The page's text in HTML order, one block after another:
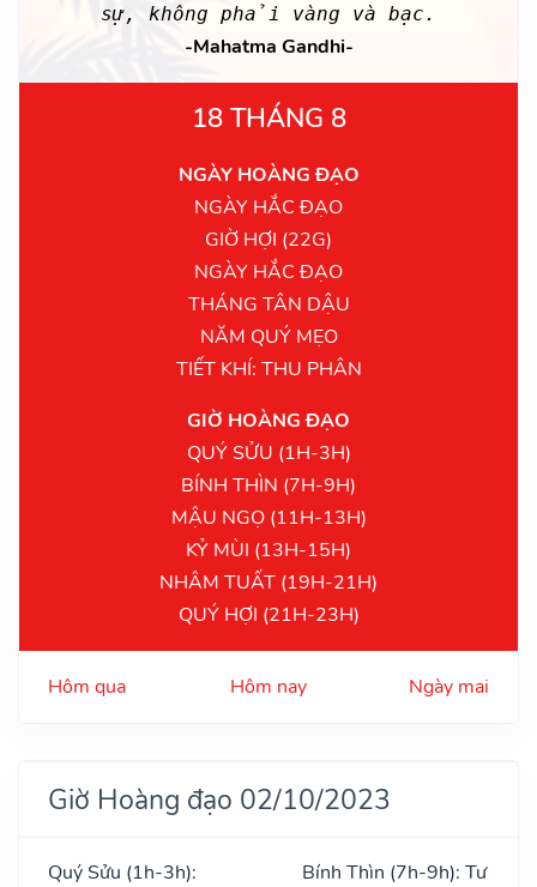
sự, không phải vàng và bạc.
-Mahatma Gandhi-
18 THÁNG 8
NGÀY HOÀNG ĐẠO
NGÀY HẮC ĐẠO
GIỜ HỢI (22G)
NGÀY HẮC ĐẠO
THÁNG TÂN DẬU
NĂM QUÝ MẸO
TIẾT KHÍ: THU PHÂN
GIỜ HOÀNG ĐẠO
QUÝ SỬU (1H-3H)
BÍNH THÌN (7H-9H)
MẬU NGỌ (11H-13H)
KỶ MÙI (13H-15H)
NHÂM TUẤT (19H-21H)
QUÝ HỢI (21H-23H)
Hôm qua Hôm nay Ngày mai
Giờ Hoàng đạo 02/10/2023
Quý Sửu (1h-3h):
Bính Thìn (7h-9h): Tư